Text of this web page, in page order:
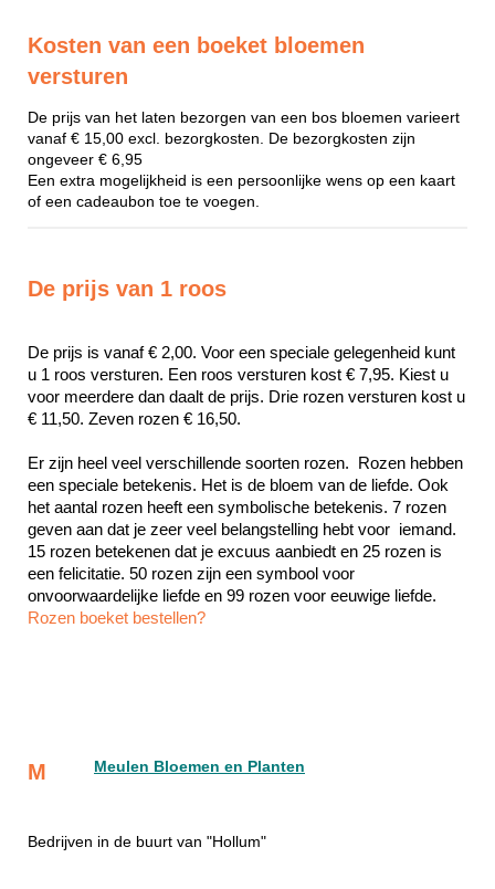
Kosten van een boeket bloemen
versturen
De prijs van het laten bezorgen van een bos bloemen varieert
vanaf € 15,00 excl. bezorgkosten. De bezorgkosten zijn
ongeveer € 6,95
Een extra mogelijkheid is een persoonlijke wens op een kaart
of een cadeaubon toe te voegen.
De prijs van 1 roos
De prijs is vanaf € 2,00. Voor een speciale gelegenheid kunt
u 1 roos versturen. Een roos versturen kost € 7,95. Kiest u
voor meerdere dan daalt de prijs. Drie rozen versturen kost u
€ 11,50. Zeven rozen € 16,50.
Er zijn heel veel verschillende soorten rozen.  Rozen hebben
een speciale betekenis. Het is de bloem van de liefde. Ook
het aantal rozen heeft een symbolische betekenis. 7 rozen
geven aan dat je zeer veel belangstelling hebt voor  iemand.
15 rozen betekenen dat je excuus aanbiedt en 25 rozen is
een felicitatie. 50 rozen zijn een symbool voor
Rozen boeket bestellen?
M Meulen Bloemen en Planten
Bedrijven in de buurt van "Hollum"